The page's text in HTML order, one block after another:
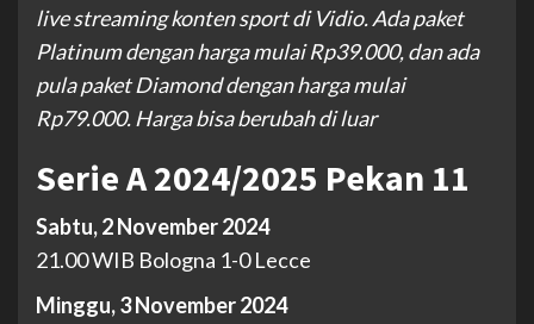
live streaming konten sport di Vidio. Ada paket
Platinum dengan harga mulai Rp39.000, dan ada
pula paket Diamond dengan harga mulai
Rp79.000. Harga bisa berubah di luar
Serie A 2024/2025 Pekan 11
Sabtu, 2 November 2024
21.00 WIB Bologna 1-0 Lecce
Minggu, 3 November 2024